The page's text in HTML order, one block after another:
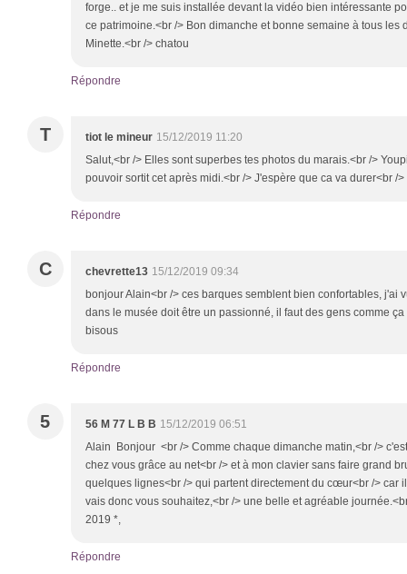
forge.. et je me suis installée devant la vidéo bien intéressante
ce patrimoine.<br /> Bon dimanche et bonne semaine à tous les
Minette.<br /> chatou
Répondre
T tiot le mineur 15/12/2019 11:20
Salut,<br /> Elles sont superbes tes photos du marais.<br />
pouvoir sortit cet après midi.<br /> J'espère que ca va durer<br /
Répondre
C chevrette13 15/12/2019 09:34
bonjour Alain<br /> ces barques semblent bien confortables, j'ai
dans le musée doit être un passionné, il faut des gens comme
bisous
Répondre
5 56 M 77 L B B 15/12/2019 06:51
Alain Bonjour <br /> Comme chaque dimanche matin,<br />
chez vous grâce au net<br /> et à mon clavier sans faire grand
quelques lignes<br /> qui partent directement du cœur<br /> car
vais donc vous souhaitez,<br /> une belle et agréable
2019 *,
Répondre